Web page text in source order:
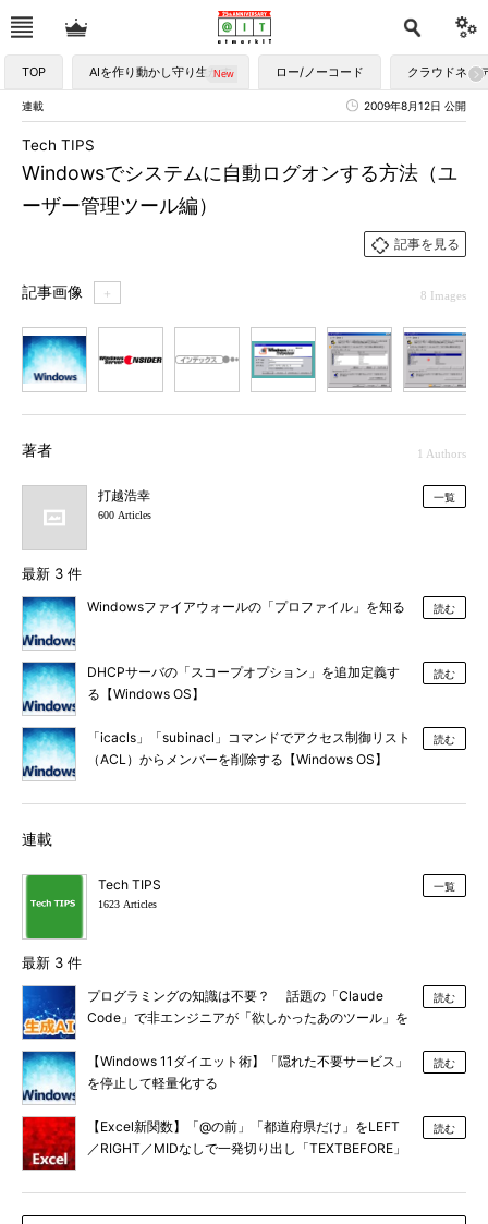
TOP AIを作り動かし守り生かす ロー/ノーコード クラウドネイ
連載 2009年8月12日 公開
Windowsでシステムに自動ログオンする方法（ユ
ーザー管理ツール編）
Tech TIPS
記事を見る
記事画像 ＋ 8 Images
著者 1 Authors
打越浩幸
600 Articles
一覧
最新 3 件
Windowsファイアウォールの「プロファイル」を知る 読む
DHCPサーバの「スコープオプション」を追加定義す
る【Windows OS】
読む
「icacls」「subinacl」コマンドでアクセス制御リスト
（ACL）からメンバーを削除する【Windows OS】
読む
連載
Tech TIPS
1623 Articles
一覧
最新 3 件
プログラミングの知識は不要？ 話題の「Claude
Code」で非エンジニアが「欲しかったあのツール」を
読む
【Windows 11ダイエット術】「隠れた不要サービス」
を停止して軽量化する
読む
【Excel新関数】「@の前」「都道府県だけ」をLEFT
／RIGHT／MIDなしで一発切り出し「TEXTBEFORE」
読む